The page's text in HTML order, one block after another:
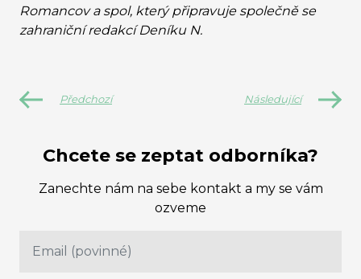
Romancov a spol, který připravuje společně se
zahraniční redakcí Deníku N.
Předchozí Následující
Chcete se zeptat odborníka?
Zanechte nám na sebe kontakt a my se vám
ozveme